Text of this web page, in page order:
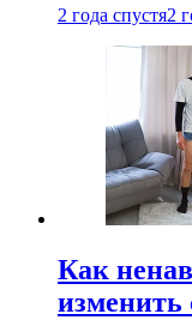
2 года спустя2
Как
изменить